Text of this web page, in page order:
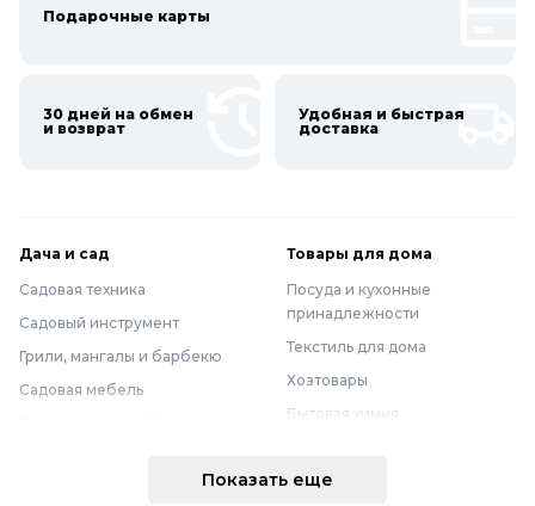
Подарочные карты
30 дней на обмен
и возврат
Удобная и быстрая
доставка
Дача и сад
Садовая техника
Садовый инструмент
Грили, мангалы и барбекю
Садовая мебель
Товары для дома
Посуда и кухонные
принадлежности
Текстиль для дома
Хозтовары
Бытовая химия
Мебель
Показать еще